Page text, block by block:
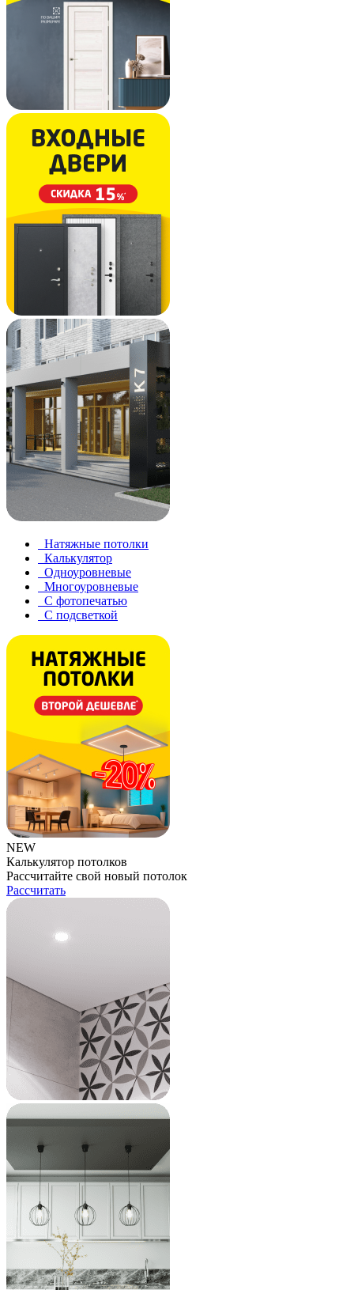
Натяжные потолки
Калькулятор
Одноуровневые
Многоуровневые
С фотопечатью
С подсветкой
NEW
Калькулятор потолков
Рассчитайте свой новый потолок
Рассчитать